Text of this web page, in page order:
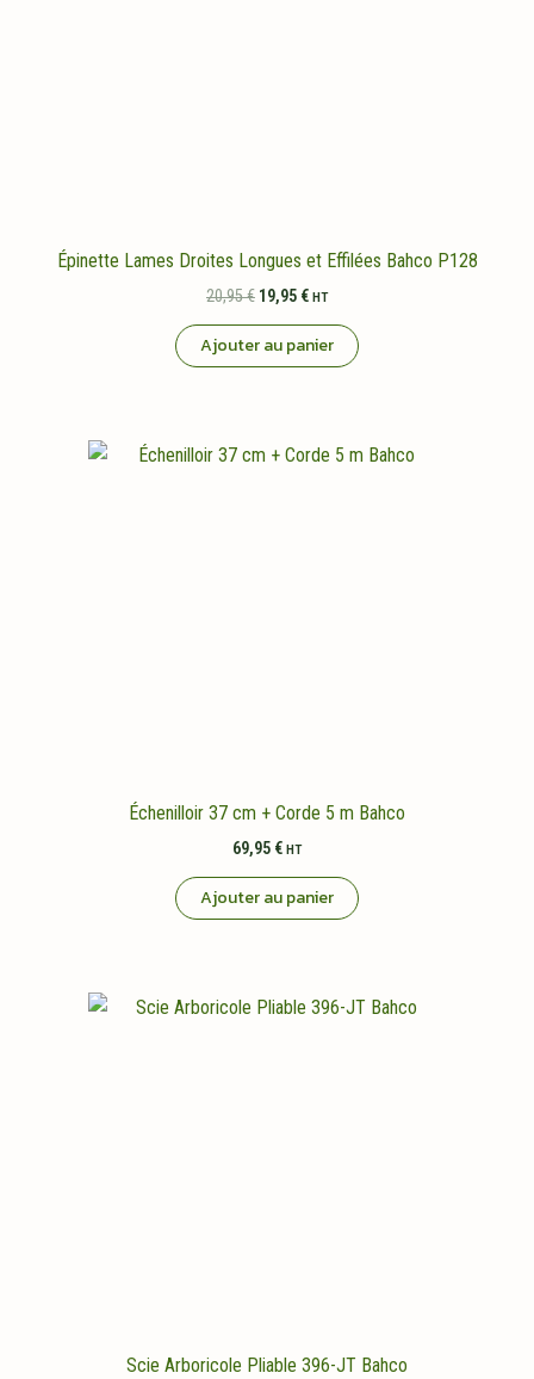
Épinette Lames Droites Longues et Effilées Bahco P128
20,95€ Le
initial
était :
19,95 €Le
actuel
HT
Ajouter au panier
Échenilloir 37 cm + Corde 5 m Bahco
69,95 € HT
Ajouter au panier
Scie Arboricole Pliable 396-JT Bahco